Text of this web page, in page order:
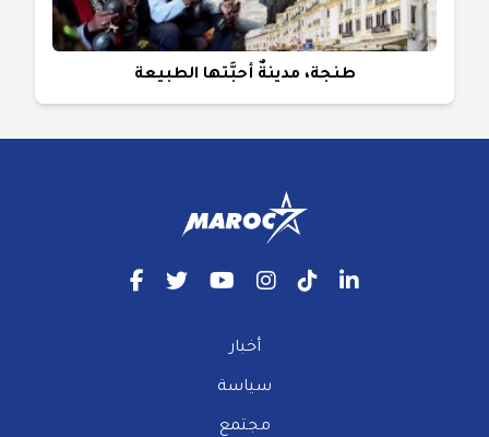
طنجة، مدينةٌ أحبَّتها الطبيعة
أخبار
سياسة
مجتمع